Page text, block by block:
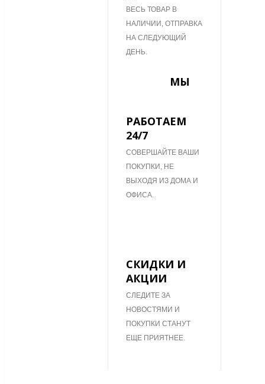
ВЕСЬ ТОВАР В
НАЛИЧИИ, ОТПРАВКА
НА СЛЕДУЮЩИЙ
ДЕНЬ.
МЫ
РАБОТАЕМ
24/7
СОВЕРШАЙТЕ ВАШИ
ПОКУПКИ, НЕ
ВЫХОДЯ ИЗ ДОМА И
ОФИСА.
СКИДКИ И
АКЦИИ
СЛЕДИТЕ ЗА
НОВОСТЯМИ И
ПОКУПКИ СТАНУТ
ЕЩЕ ПРИЯТНЕЕ.